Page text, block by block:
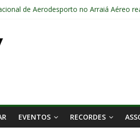
de Aerodesporto no Arraiá Aéreo
16 anos.
EVENTOS RECORDES